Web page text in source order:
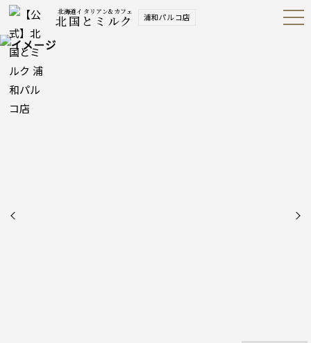
北海道イタリアン&カフェ
北国とミルク 浦和パルコ店 Open
Navig